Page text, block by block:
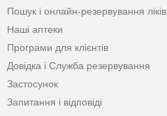
Пошук і онлайн-резервування ліків
Наші аптеки
Програми для клієнтів
Довідка і Служба резервування
Застосунок
Запитання і відповіді